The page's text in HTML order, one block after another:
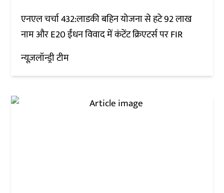
एनएल चर्चा 432:लाडकी बहिन योजना से हटे 92 लाख
नाम और E20 ईंधन विवाद में कंटेंट क्रिएटर्स पर FIR
न्यूज़लॉन्ड्री टीम